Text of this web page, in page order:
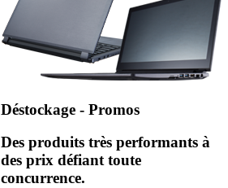
Déstockage - Promos
Des produits très performants à
des prix défiant toute
concurrence.